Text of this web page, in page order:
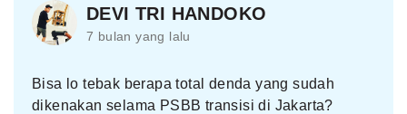
DEVI TRI HANDOKO
7 bulan yang lalu
Bisa lo tebak berapa total denda yang sudah
dikenakan selama PSBB transisi di Jakarta?